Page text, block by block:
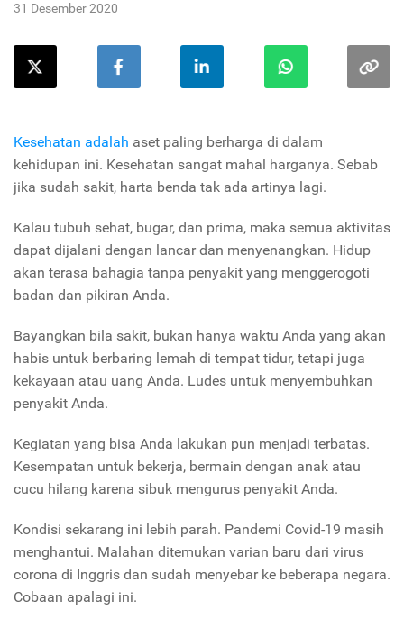
31 Desember 2020
Kesehatan adalah aset paling berharga di dalam
kehidupan ini. Kesehatan sangat mahal harganya. Sebab
jika sudah sakit, harta benda tak ada artinya lagi.
Kalau tubuh sehat, bugar, dan prima, maka semua aktivitas
dapat dijalani dengan lancar dan menyenangkan. Hidup
akan terasa bahagia tanpa penyakit yang menggerogoti
badan dan pikiran Anda.
Bayangkan bila sakit, bukan hanya waktu Anda yang akan
habis untuk berbaring lemah di tempat tidur, tetapi juga
kekayaan atau uang Anda. Ludes untuk menyembuhkan
penyakit Anda.
Kegiatan yang bisa Anda lakukan pun menjadi terbatas.
Kesempatan untuk bekerja, bermain dengan anak atau
cucu hilang karena sibuk mengurus penyakit Anda.
Kondisi sekarang ini lebih parah. Pandemi Covid-19 masih
menghantui. Malahan ditemukan varian baru dari virus
corona di Inggris dan sudah menyebar ke beberapa negara.
Cobaan apalagi ini.